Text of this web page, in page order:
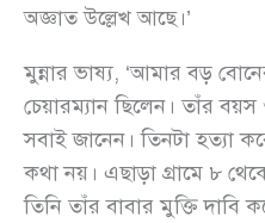
অজ্ঞাত উল্লেখ আছে।’
মুন্নার ভাষ্য, ‘আমার বড়
চেয়ারম্যান ছিলেন। তাঁর
সবাই জানেন। তিনটা হত্যা
কথা নয়। এছাড়া গ্রামে ৮
তিনি তাঁর বাবার মুক্তি দাবি